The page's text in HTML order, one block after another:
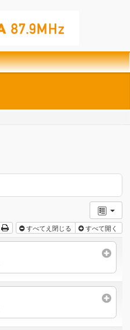
すべてえ閉じる すべて開く